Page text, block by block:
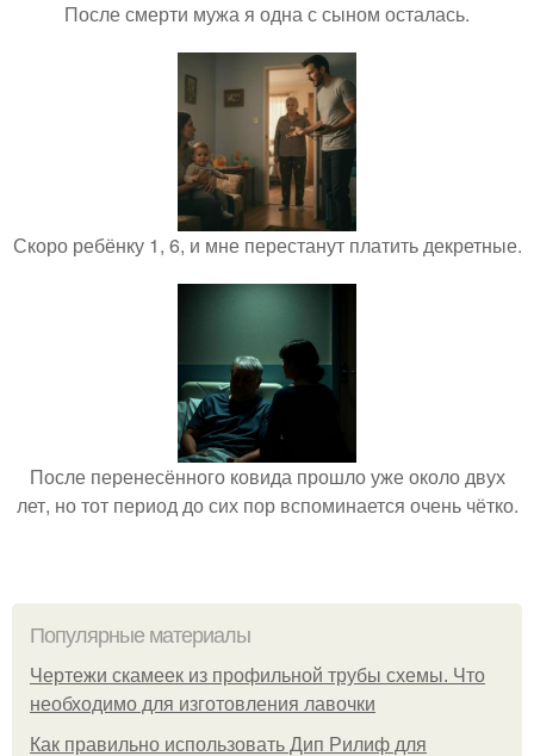
После смерти мужа я одна с сыном осталась.
Скоро ребёнку 1, 6, и мне перестанут платить декретные.
После перенесённого ковида прошло уже около двух
лет, но тот период до сих пор вспоминается очень чётко.
Популярные материалы
Чертежи скамеек из профильной трубы схемы. Что
необходимо для изготовления лавочки
Как правильно использовать Дип Рилиф для